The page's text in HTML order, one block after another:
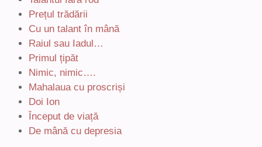
Prețul trădării
Cu un talant în mână
Raiul sau Iadul…
Primul țipăt
Nimic, nimic….
Mahalaua cu proscriși
Doi Ion
Început de viață
De mână cu depresia